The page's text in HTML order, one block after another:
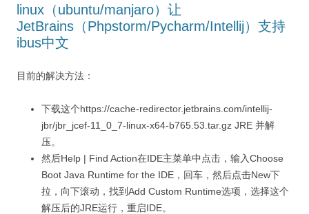
linux（ubuntu/manjaro）让
JetBrains（Phpstorm/Pycharm/Intellij）支持
ibus中文
目前的解决方法：
下载这个https://cache-redirector.jetbrains.com/intellij-
jbr/jbr_jcef-11_0_7-linux-x64-b765.53.tar.gz JRE 并解
压。
然后Help | Find Action在IDE主菜单中点击，输入Choose
Boot Java Runtime for the IDE，回车，然后点击New下
拉，向下滚动，找到Add Custom Runtime选项，选择这个
解压后的JRE运行，重启IDE。